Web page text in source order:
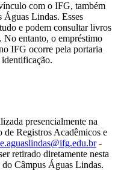
com o IFG, também
Lindas. Esses
e podem consultar livros
No entanto, o empréstimo
IFG ocorre pela portaria
presencialmente na
Registros Acadêmicos e
-
retirado diretamente nesta
Câmpus Águas Lindas.